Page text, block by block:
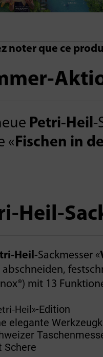
noter que ce
Petri-Heil-
«Fischen in
Heil-
Heil-Sackmesser «
mit 13
Heil»-Edition
elegante
Schere